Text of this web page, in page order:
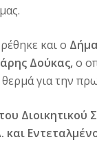
και ο
Δούκας,ο
για την
Διοικητικού
και